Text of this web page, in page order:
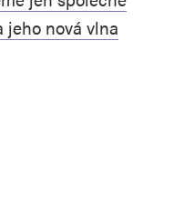
jeho nová vlna